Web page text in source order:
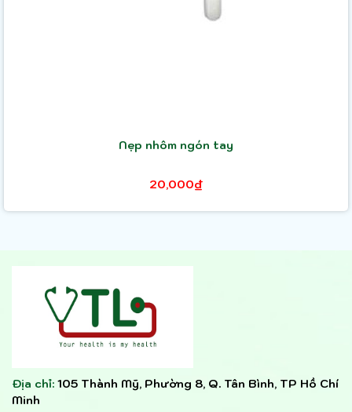
Nẹp nhôm ngón tay
20,000₫
Địa chỉ: 105 Thành Mỹ, Phường 8, Q. Tân Bình, TP Hồ Chí
Minh